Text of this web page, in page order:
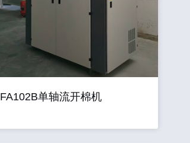
FA102B单轴流开棉机